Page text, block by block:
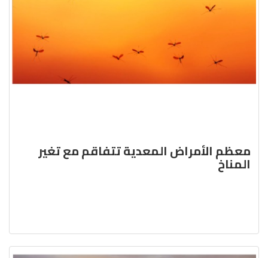
معظم الأمراض المعدية تتفاقم مع تغير
المناخ